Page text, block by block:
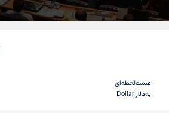
قیمت‌لحظه‌ای
به‌دلار Dollar